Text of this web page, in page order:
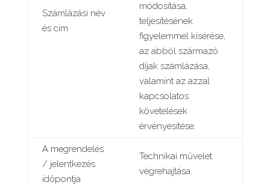
Számlázási név
és cím
módosítása,
teljesítésének
figyelemmel kísérése,
az abból származó
díjak számlázása,
valamint az azzal
kapcsolatos
követelések
érvényesítése.
A megrendelés
/ jelentkezés
időpontja
Technikai művelet
végrehajtása.